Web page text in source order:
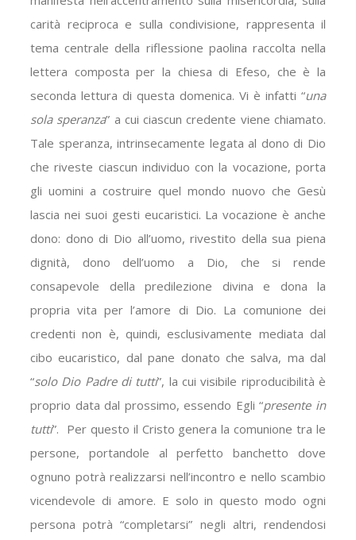
carità reciproca e sulla condivisione, rappresenta il
tema centrale della riflessione paolina raccolta nella
lettera composta per la chiesa di Efeso, che è la
seconda lettura di questa domenica. Vi è infatti “una
sola speranza” a cui ciascun credente viene chiamato.
Tale speranza, intrinsecamente legata al dono di Dio
che riveste ciascun individuo con la vocazione, porta
gli uomini a costruire quel mondo nuovo che Gesù
lascia nei suoi gesti eucaristici. La vocazione è anche
dono: dono di Dio all’uomo, rivestito della sua piena
dignità, dono dell’uomo a Dio, che si rende
consapevole della predilezione divina e dona la
propria vita per l’amore di Dio. La comunione dei
credenti non è, quindi, esclusivamente mediata dal
cibo eucaristico, dal pane donato che salva, ma dal
“solo Dio Padre di tutti”, la cui visibile riproducibilità è
proprio data dal prossimo, essendo Egli “presente in
tutti”. Per questo il Cristo genera la comunione tra le
persone, portandole al perfetto banchetto dove
ognuno potrà realizzarsi nell’incontro e nello scambio
vicendevole di amore. E solo in questo modo ogni
persona potrà “completarsi” negli altri, rendendosi